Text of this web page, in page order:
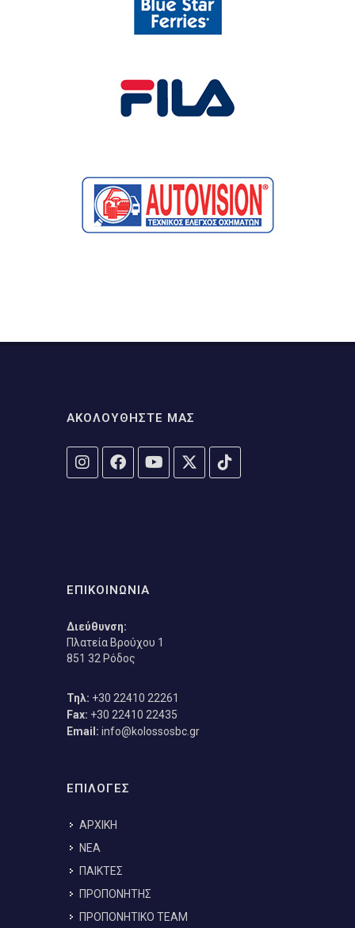
ΑΚΟΛΟΥΘΗΣΤΕ ΜΑΣ
ΕΠΙΚΟΙΝΩΝΙΑ
Διεύθυνση:
Πλατεία Βρούχου 1
851 32 Ρόδος
Τηλ: +30 22410 22261
Fax: +30 22410 22435
Email: info@kolossosbc.gr
ΕΠΙΛΟΓΕΣ
ΑΡΧΙΚΗ
ΝΕΑ
ΠΑΙΚΤΕΣ
ΠΡΟΠΟΝΗΤΗΣ
ΠΡΟΠΟΝΗΤΙΚΟ TEAM